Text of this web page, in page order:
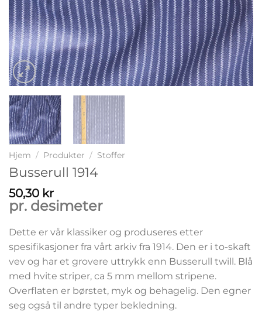
Hjem / Produkter / Stoffer
Busserull 1914
50,30 kr
pr. desimeter
Dette er vår klassiker og produseres etter
spesifikasjoner fra vårt arkiv fra 1914. Den er i to-skaft
vev og har et grovere uttrykk enn Busserull twill. Blå
med hvite striper, ca 5 mm mellom stripene.
Overflaten er børstet, myk og behagelig. Den egner
seg også til andre typer bekledning.